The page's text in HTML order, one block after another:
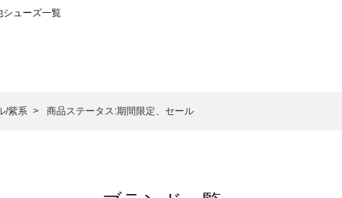
シューズ一覧
その他シューズ一覧
シューズ一覧
/紫系 商品ステータス:期間限定、セール